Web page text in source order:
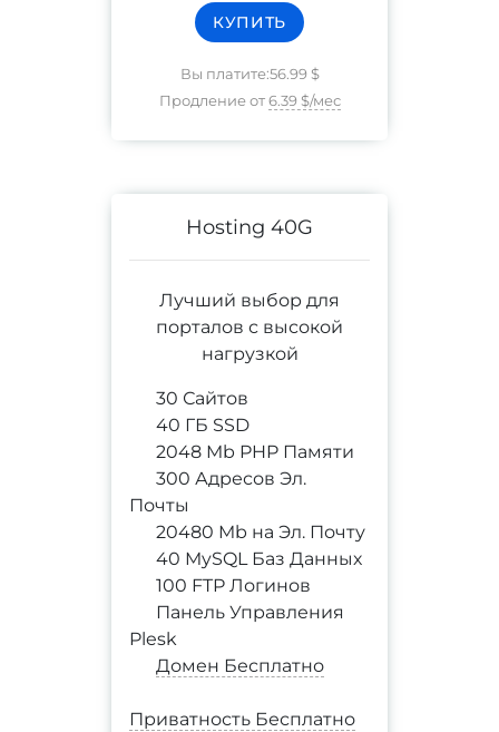
КУПИТЬ
Вы платите:56.99 $
Продление от 6.39 $/мес
Hosting 40G
Лучший выбор для
порталов с высокой
нагрузкой
30 Сайтов
40 ГБ SSD
2048 Mb PHP Памяти
300 Адресов Эл.
Почты
20480 Mb на Эл. Почту
40 MySQL Баз Данных
100 FTP Логинов
Панель Управления
Plesk
Домен Бесплатно
Приватность Бесплатно